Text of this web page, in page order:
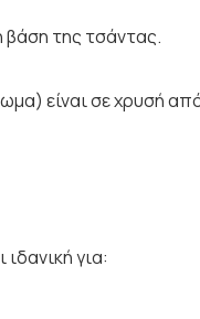
βάση της τσάντας.
είναι σε χρυσή
για: